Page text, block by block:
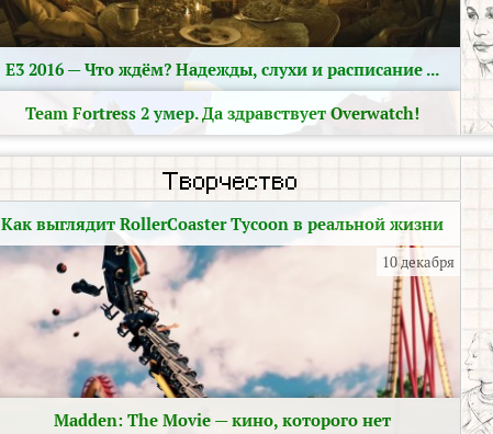
E3 2016 — Что ждём? Надежды, слухи и расписание ...
12 июня
Team Fortress 2 умер. Да здравствует Overwatch!
23 мая
Творчество
Как выглядит RollerCoaster Tycoon в реальной жизни
10 декабря
Madden: The Movie — кино, которого нет